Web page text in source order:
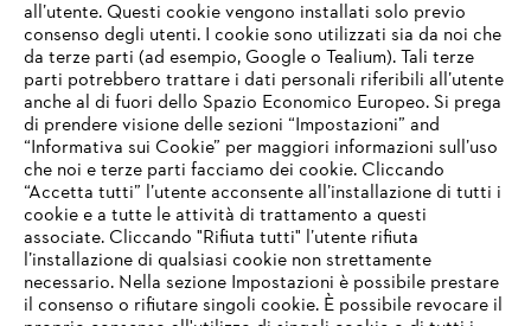
STIHL FAQ
Service
Termini e condizioni generali Privacy policy
IHR BROWSER WIRD NICHT
UNTERSTÜTZT
Sie nutzen einen Browser, den wir noch nicht unterstützen. Für
eine optimale Nutzung unserer Seite empfehlen wir Ihnen, zu
all’utente. Questi cookie vengono installati solo previo
consenso degli utenti. I cookie sono utilizzati sia da noi che
da terze parti (ad esempio, Google o Tealium). Tali terze
parti potrebbero trattare i dati personali riferibili all’utente
anche al di fuori dello Spazio Economico Europeo. Si prega
di prendere visione delle sezioni “Impostazioni” and
“Informativa sui Cookie” per maggiori informazioni sull’uso
che noi e terze parti facciamo dei cookie. Cliccando
“Accetta tutti” l’utente acconsente all’installazione di tutti i
cookie e a tutte le attività di trattamento a questi
associate. Cliccando "Rifiuta tutti" l’utente rifiuta
l’installazione di qualsiasi cookie non strettamente
necessario. Nella sezione Impostazioni è possibile prestare
il consenso o rifiutare singoli cookie. È possibile revocare il